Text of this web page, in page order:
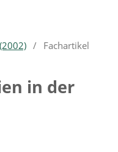
/ Fachartikel
in der